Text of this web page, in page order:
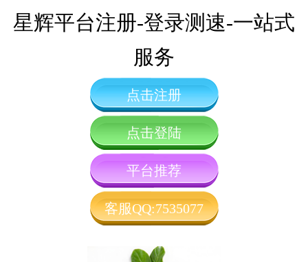
星辉平台注册-登录测速-一站式
服务
点击注册
点击登陆
平台推荐
客服QQ:7535077